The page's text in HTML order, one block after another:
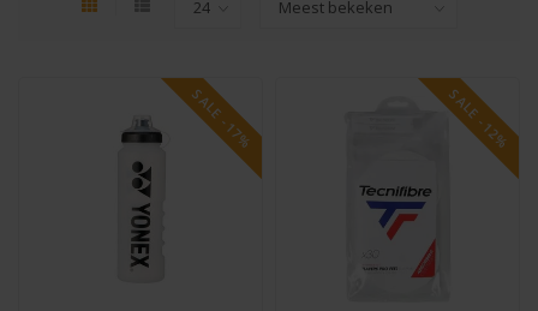
SALE -17% SALE -12%